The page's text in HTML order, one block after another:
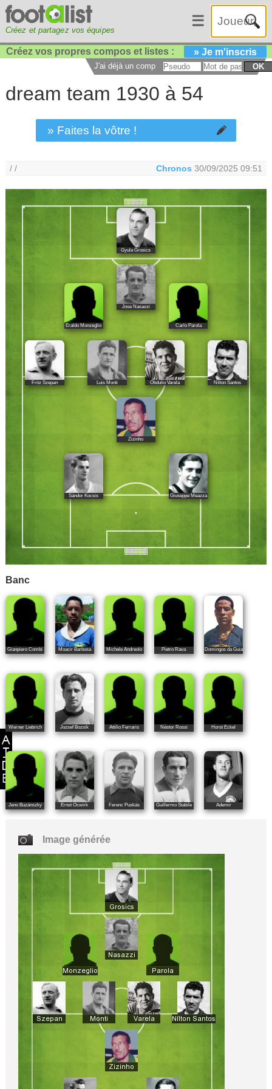
Créez et partagez vos équipes
☰
Créez vos propres compos et listes : » Je m'inscris
J'ai déjà un compte : OK
dream team 1930 à 54
» Faites la vôtre !
/ / Chronos 30/09/2025 09:51
Gyula Grosics
Eraldo Monzeglio
Jose Nasazzi
Carlo Parola
Fritz Szepan Luis Monti Obdulio Varela Nílton Santos
Zizinho
Sándor Kocsis Giuseppe Meazza
Banc
Gianpiero Combi Moacir Barbosa Michele Andreolo Pietro Rava Domingos da Guia
Werner Liebrich Jozsef Bozsik Attilio Ferraris Néstor Rossi Horst Eckel
Jeno Buzánszky Ernst Ocwirk Ferenc Puskás Guillermo Stabile Ademir
Image générée